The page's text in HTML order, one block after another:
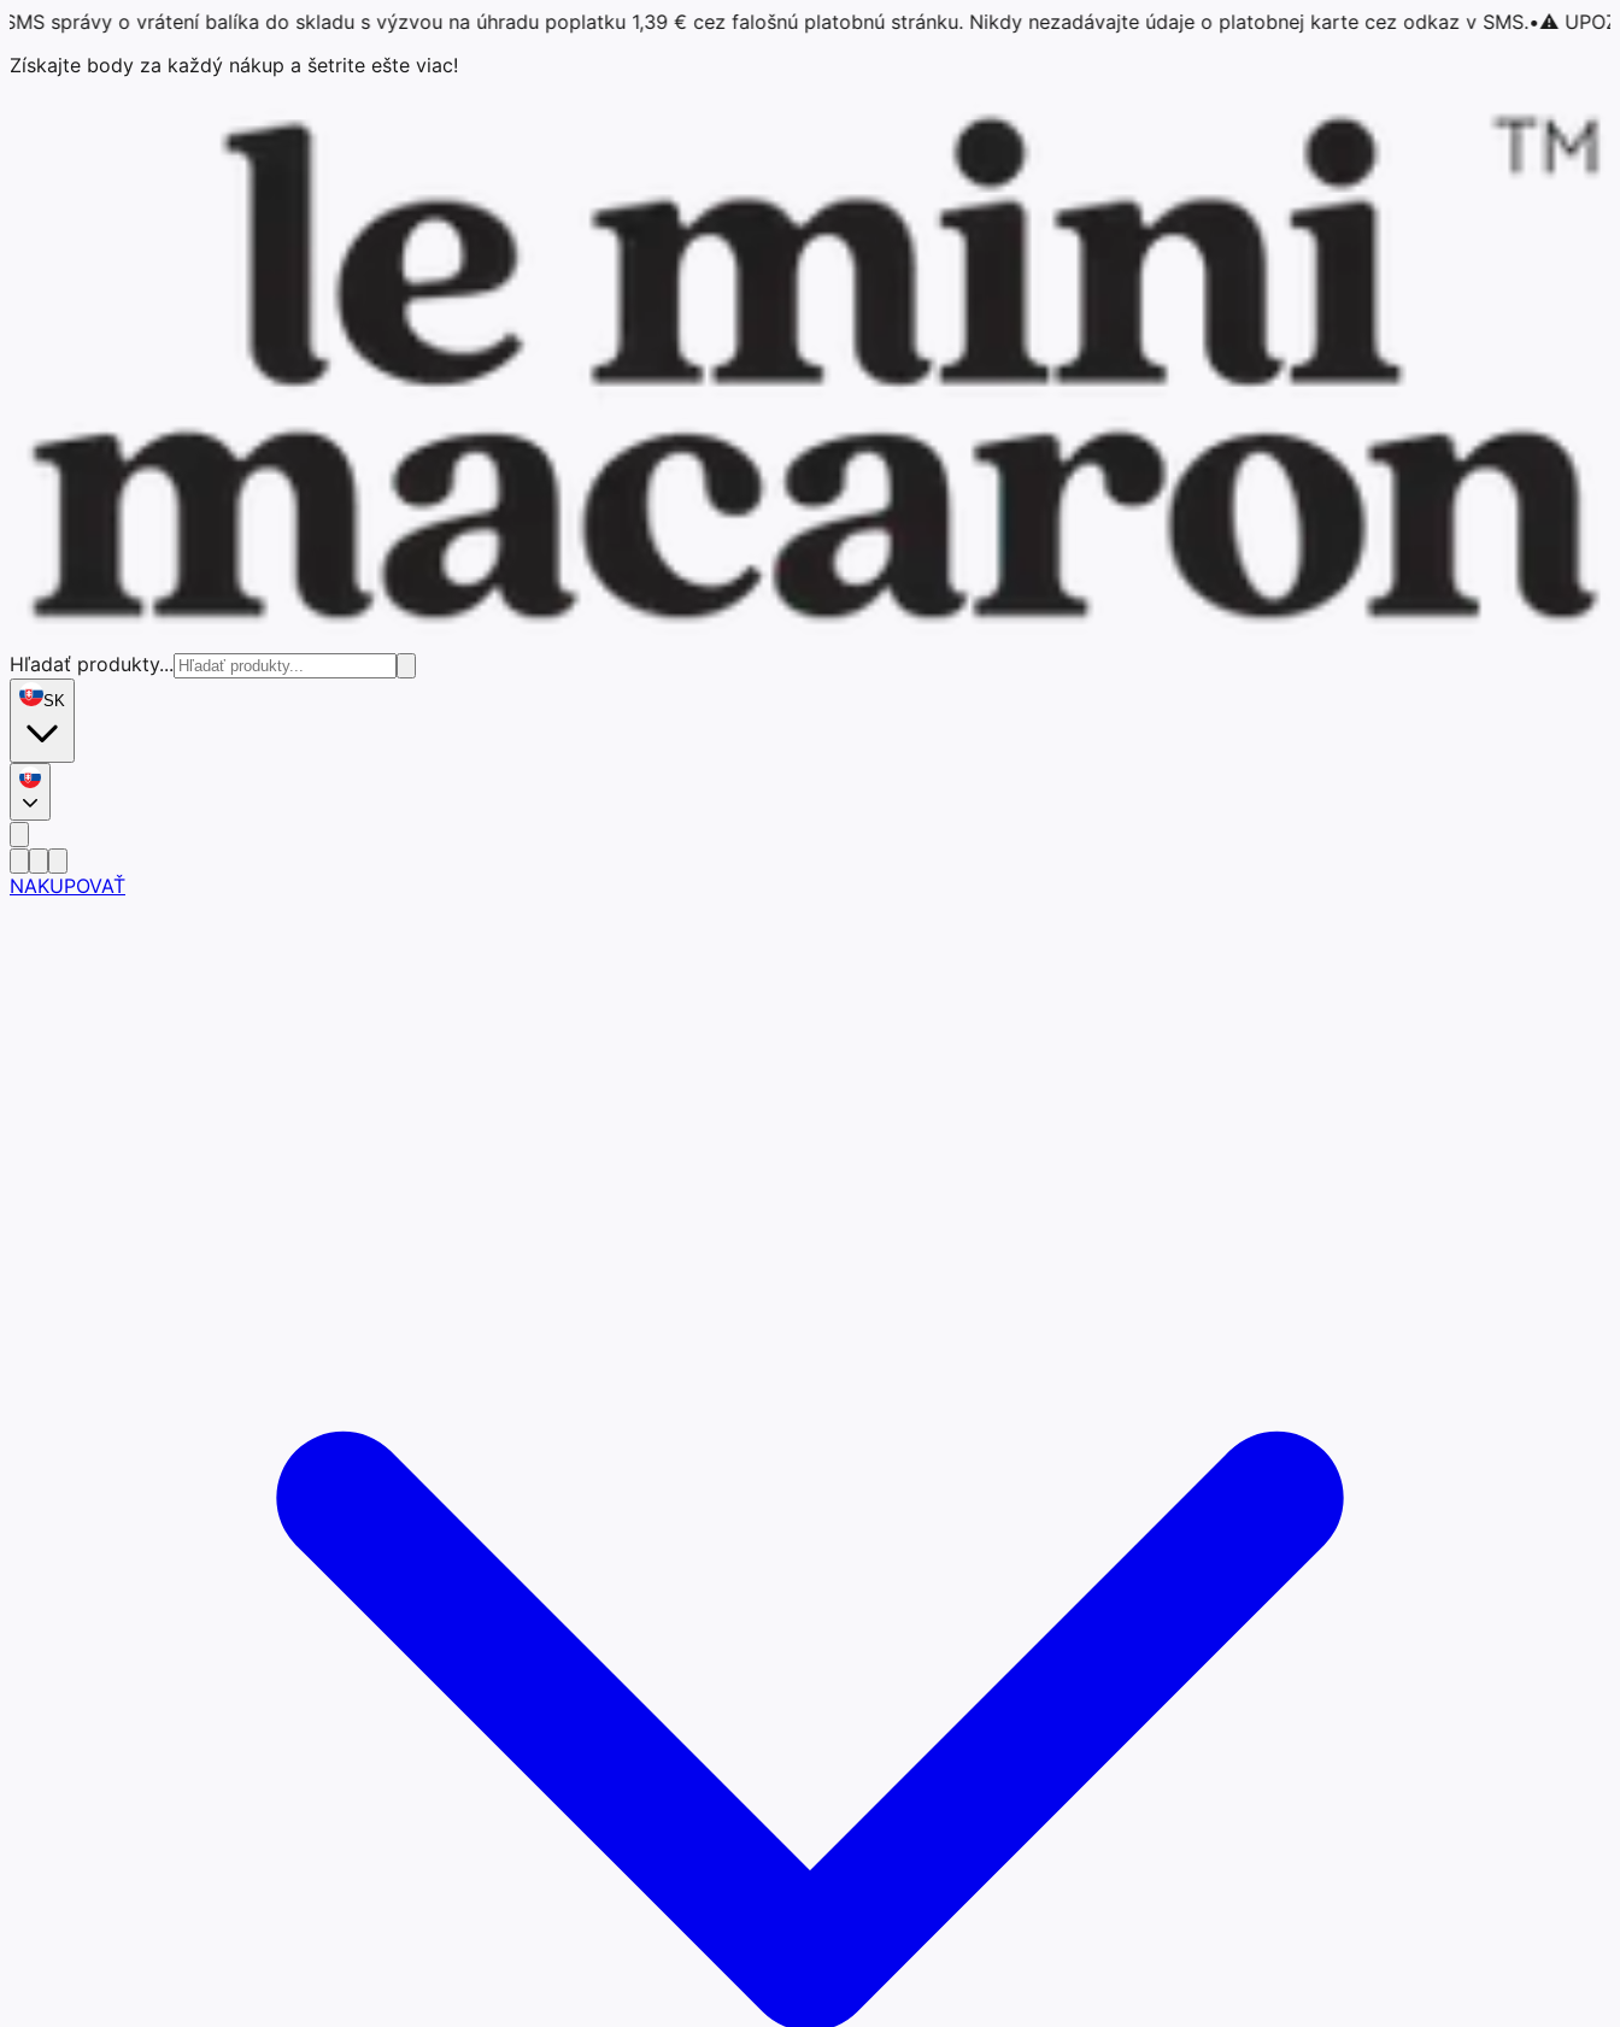
o vrátení balíka do skladu s výzvou na úhradu poplatku 1,39 € cez falošnú platobnú stránku. Nikdy nezadávajte údaje o platobnej karte cez odkaz v SMS. •⚠️
Získajte body za každý nákup a šetrite ešte viac!
Hľadať produkty...
SK
NAKUPOVAŤ